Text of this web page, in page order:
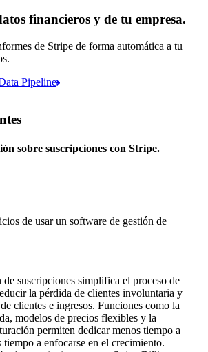
tenemos 783:
el destino del almacenamiento de
financieros y de tu empresa.
de Stripe de forma automática a tu
Pipeline
sobre suscripciones con Stripe.
de usar un software de gestión de
suscripciones simplifica el proceso de
la pérdida de clientes involuntaria y
clientes e ingresos. Funciones como la
modelos de precios flexibles y la
permiten dedicar menos tiempo a
tiempo a enfocarse en el crecimiento.